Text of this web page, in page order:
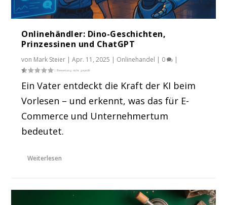
Wie das Recht auf Reparatur den
Onlinehandel revol...
Onlinehändler: Dino-Geschichten,
Prinzessinen und ChatGPT
von Mark Steier |Apr. 11, 2025 | Onlinehandel | 0 |
Ein Vater entdeckt die Kraft der KI beim
Vorlesen – und erkennt, was das für E-
Commerce und Unternehmertum
bedeutet.
Weiterlesen